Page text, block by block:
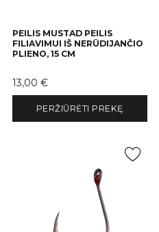
PEILIS MUSTAD PEILIS
FILIAVIMUI IŠ NERŪDIJANČIO
PLIENO, 15 CM
Kaina
13,00 €
PERŽIŪRĖTI PREKĘ